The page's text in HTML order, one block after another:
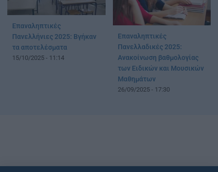
Επαναληπτικές
Πανελλήνιες 2025: Βγήκαν
τα αποτελέσματα
15/10/2025 - 11:14
Επαναληπτικές
Πανελλαδικές 2025:
Ανακοίνωση βαθμολογίας
των Ειδικών και Μουσικών
Μαθημάτων
26/09/2025 - 17:30